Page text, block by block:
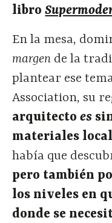
libro
En la mesa,
margen de la
plantear ese
Association, su
arquitectoes
materiales
había que
pero también
los niveles en
donde se